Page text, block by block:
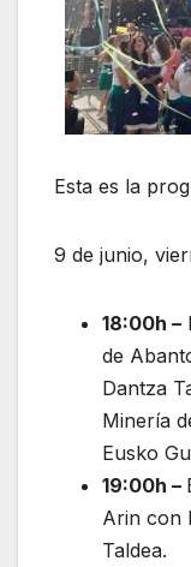
Esta es la
9 de junio,
18:00h –
de
Dantza
Minería
Eusko
19:00h –
Arin con
Taldea.